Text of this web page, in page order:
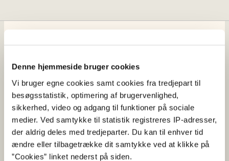
Denne hjemmeside bruger cookies
Vi bruger egne cookies samt cookies fra tredjepart til
besøgsstatistik, optimering af brugervenlighed,
sikkerhed, video og adgang til funktioner på sociale
medier. Ved samtykke til statistik registreres IP-adresser,
der aldrig deles med tredjeparter. Du kan til enhver tid
ændre eller tilbagetrække dit samtykke ved at klikke på
”Cookies” linket nederst på siden.
Fødevarestyrelsen
Fødevarestyrelsen er en styrelse under
fødevarekæden fra jord til bord med fokus på
dyresundhed og sikker, sund mad. Vi står bag De
officielle Kostråd og smileykontroller, som du kender
fra cafeer, restauranter og supermarkeder.
Kontakt